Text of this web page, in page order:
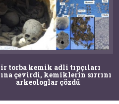
torba kemik adli tıpçıları
çevirdi, kemiklerin sırrını
arkeologlar çözdü